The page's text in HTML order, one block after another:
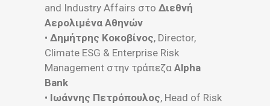
and Industry Affairs στο Διεθνή
Αερολιμένα Αθηνών
• Δημήτρης Κοκοβίνος, Director,
Climate ESG & Enterprise Risk
Management στην τράπεζα Alpha
Bank
• Ιωάννης Πετρόπουλος, Head of Risk